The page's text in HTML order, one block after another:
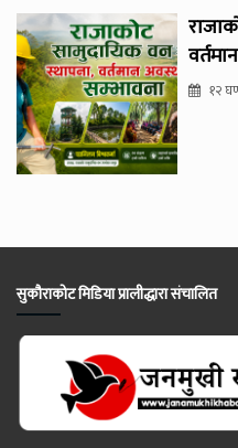
१२
सुकौराकोट मिडिया प्रालीद्धारा संचालित